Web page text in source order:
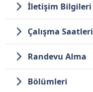
İletişim Bilgileri
Çalışma Saatleri
Randevu Alma
Bölümleri